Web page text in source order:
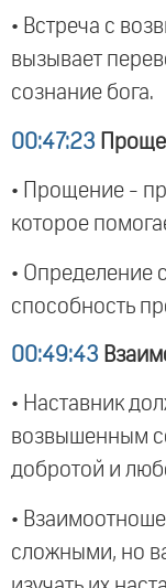
• Встреча с
вызывает
сознание бога.
00:47:23
• Прощение -
которое
• Определение
способность
00:49:43
• Наставник
возвышенным
добротой и
•
сложными, но